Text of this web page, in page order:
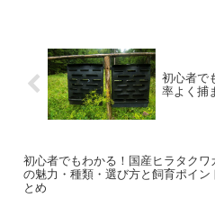
初心者で
率よく捕
初心者でもわかる！国産ヒラタクワ
の魅力・種類・選び方と飼育ポイン
とめ